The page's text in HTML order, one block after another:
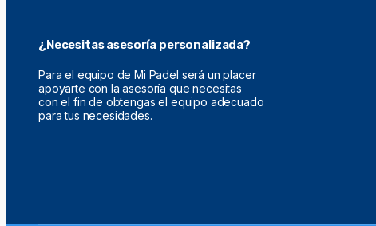
¿Necesitas asesoría personalizada?
Para el equipo de Mi Padel será un placer
apoyarte con la asesoría que necesitas
con el fin de obtengas el equipo adecuado
para tus necesidades.